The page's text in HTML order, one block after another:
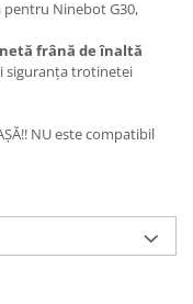
Ninebot G30,
frână de înaltă
siguranța trotinetei
NU este compatibil